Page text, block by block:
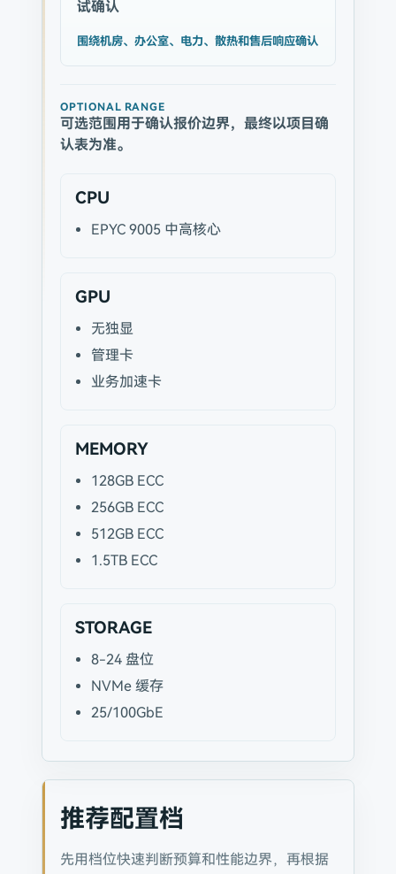
试确认
围绕机房、办公室、电力、散热和售后响应确认
OPTIONAL RANGE
可选范围用于确认报价边界，最终以项目确
认表为准。
CPU
EPYC 9005 中高核心
GPU
无独显
管理卡
业务加速卡
MEMORY
128GB ECC
256GB ECC
512GB ECC
1.5TB ECC
STORAGE
8-24 盘位
NVMe 缓存
25/100GbE
推荐配置档
先用档位快速判断预算和性能边界，再根据